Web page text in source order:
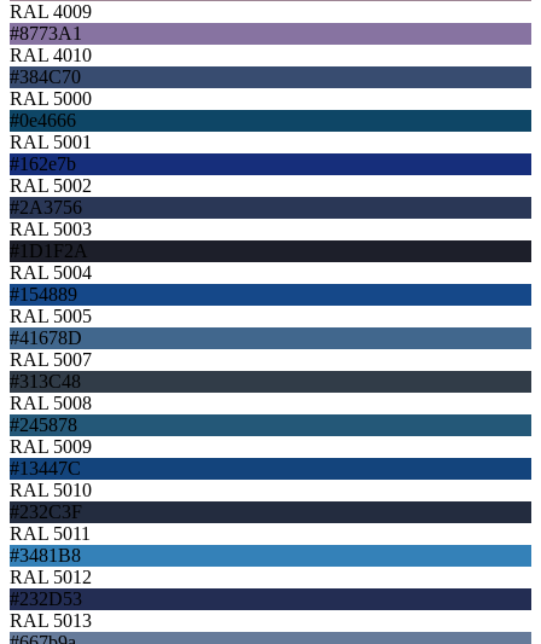
RAL 4009
#8773A1
RAL 4010
#384C70
RAL 5000
#0e4666
RAL 5001
#162e7b
RAL 5002
#2A3756
RAL 5003
#1D1F2A
RAL 5004
#154889
RAL 5005
#41678D
RAL 5007
#313C48
RAL 5008
#245878
RAL 5009
#13447C
RAL 5010
#232C3F
RAL 5011
#3481B8
RAL 5012
#232D53
RAL 5013